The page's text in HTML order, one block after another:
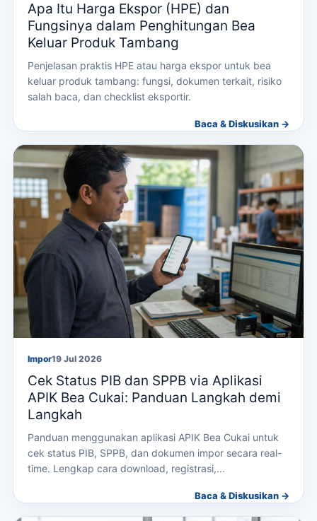
Apa Itu Harga Ekspor (HPE) dan
Fungsinya dalam Penghitungan Bea
Keluar Produk Tambang
Penjelasan praktis HPE atau harga ekspor untuk bea
keluar produk tambang: fungsi, dokumen terkait, risiko
salah baca, dan checklist eksportir.
Baca & Diskusikan →
Impor19 Jul 2026
Cek Status PIB dan SPPB via Aplikasi
APIK Bea Cukai: Panduan Langkah demi
Langkah
Panduan menggunakan aplikasi APIK Bea Cukai untuk
cek status PIB, SPPB, dan dokumen impor secara real-
time. Lengkap cara download, registrasi,...
Baca & Diskusikan →